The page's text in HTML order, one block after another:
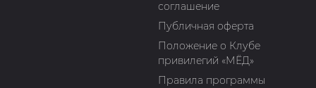
соглашение
Публичная оферта
Положение о Клубе
привилегий «МЁД»
Правила программы